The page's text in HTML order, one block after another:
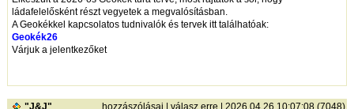
ládafelelősként részt vegyetek a megvalósításban.
A Geokékkel kapcsolatos tudnivalók és tervek itt találhatóak:
Geokék26
Várjuk a jelentkezőket
"J&J" hozzászólásai |válasz erre | 2026.04.26 10:07:08 (7048)